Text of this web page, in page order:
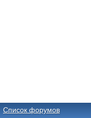
Список форумов